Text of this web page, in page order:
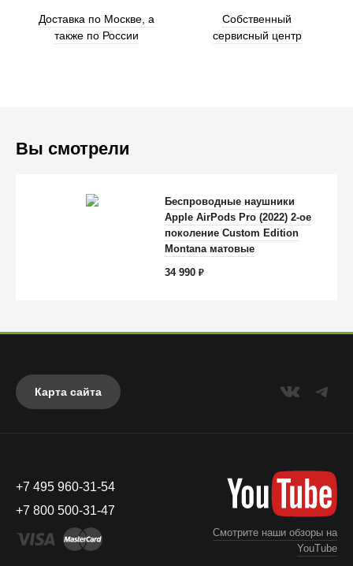
Anker
Доставка по Москве, а
также по России
Собственный
сервисный центр
Вы смотрели
Беспроводные наушники
Apple AirPods Pro (2022) 2-ое
поколение Custom Edition
Montana матовые
34 990₽
Карта сайта
+7 495 960-31-54
+7 800 500-31-47
Смотрите наши обзоры на
YouTube